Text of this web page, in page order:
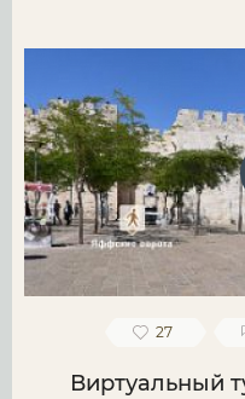
27
Виртуальный